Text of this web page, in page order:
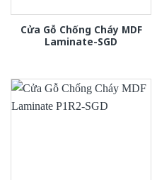
Cửa Gỗ Chống Cháy MDF
Laminate-SGD